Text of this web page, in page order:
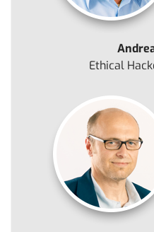
Ethical